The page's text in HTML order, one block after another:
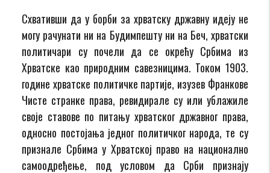
Схвативши да у борби за хрватску државну идеју не
могу рачунати ни на Будимпешту ни на Беч, хрватски
политичари су почели да се окрећу Србима из
Хрватске као природним савезницима. Током 1903.
године хрватске политичке партије, изузев Франкове
Чисте странке права, ревидирале су или ублажиле
своје ставове по питању хрватског државног права,
односно постојања једног политичког народа, те су
признале Србима у Хрватској право на национално
самоодређење, под условом да Срби признају